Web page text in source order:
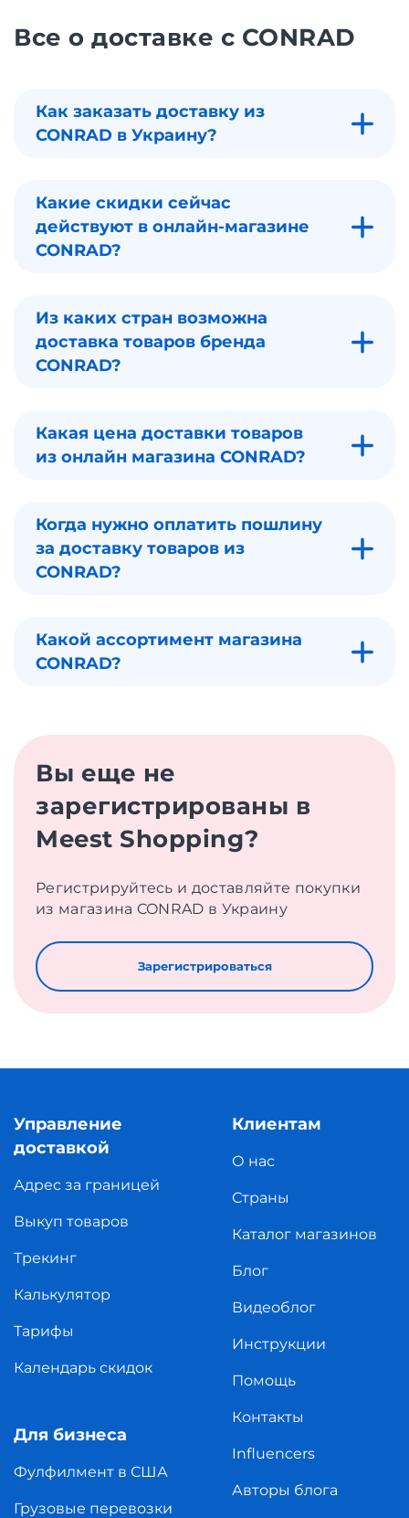
Все о доставке с CONRAD
Как заказать доставку из
CONRAD в Украину?
Какие скидки сейчас
действуют в онлайн-магазине
CONRAD?
Из каких стран возможна
доставка товаров бренда
CONRAD?
Какая цена доставки товаров
из онлайн магазина CONRAD?
Когда нужно оплатить пошлину
за доставку товаров из
CONRAD?
Какой ассортимент магазина
CONRAD?
Вы еще не
зарегистрированы в
Meest Shopping?
Регистрируйтесь и доставляйте покупки
из магазина CONRAD в Украину
Зарегистрироваться
Управление
доставкой
Адрес за границей
Выкуп товаров
Трекинг
Калькулятор
Тарифы
Календарь скидок
Для бизнеса
Фулфилмент в США
Грузовые перевозки
Клиентам
О нас
Страны
Каталог магазинов
Блог
Видеоблог
Инструкции
Помощь
Контакты
Influencers
Авторы блога